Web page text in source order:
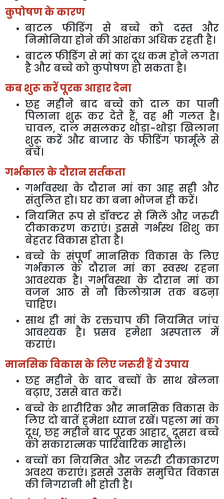
कुपोषणकेकारण
बाटल
फीडिंग से बच्चे को दस्त
और
निमोनियाहोनेकी आशंका अधिकरहतीहै।
बाटलफीडिंग सेमां कादूधकम होनेलगता
है औरबच्चेकोकुपोषणहोसकताहै।
कबशुरूकरेंपूरकआहारदेना
छह महीने बाद बच्चे को दाल का पानी
पिलाना शुरू कर देते हैं,वह भी गलत है।
चावल, दाल मसलकर थोड़ा-थोड़ा खिलाना
शुरू करें और बाजार के फीडिंग फार्मूले से
बचें।
गर्भकालकेदौरानसर्तकता
गर्भावस्था के दौरान मां का आह सही और
संतुलितहो। घरकाबना भोजनहीकरें।
नियमित रूप से डॉक्टर से मिलें और जरुरी
टीकाकरण कराएं। इससे गर्भस्थ शिशु का
बेहतरविकासहोताहै।
बच्चे के संपूर्ण मानसिक विकास के लिए
गर्भकाल के दौरान मां का स्वस्थ रहना
आवश्यक है। गर्भावस्था के दौरान मां का
वजन आठ से नौ किलोग्राम तक बढऩा
चाहिए।
साथ ही मां के रक्तचाप की नियमित जांच
आवश्यक
है। प्रसव हमेशा अस्पताल
में
कराएं।
मानसिकविकासकेलिएजरुरीहैंयेउपाय
छह महीने के बाद बच्चों के साथ खेलना
बढ़ाए, उससेबातकरें।
बच्चे के शारीरिक और मानसिक विकास के
लिए दो बातें हमेशा ध्यान रखें। पहला मां का
दूध, छह महीने बाद पूरक आहार, दूसरा बच्चे
कोसकारात्मकपारिवारिकमाहौल।
बच्चों का नियमित और जरुरी टीकाकारण
अवश्य कराएं। इससे उसके समुचित विकास
कीनिगरानी भीहोतीहै।